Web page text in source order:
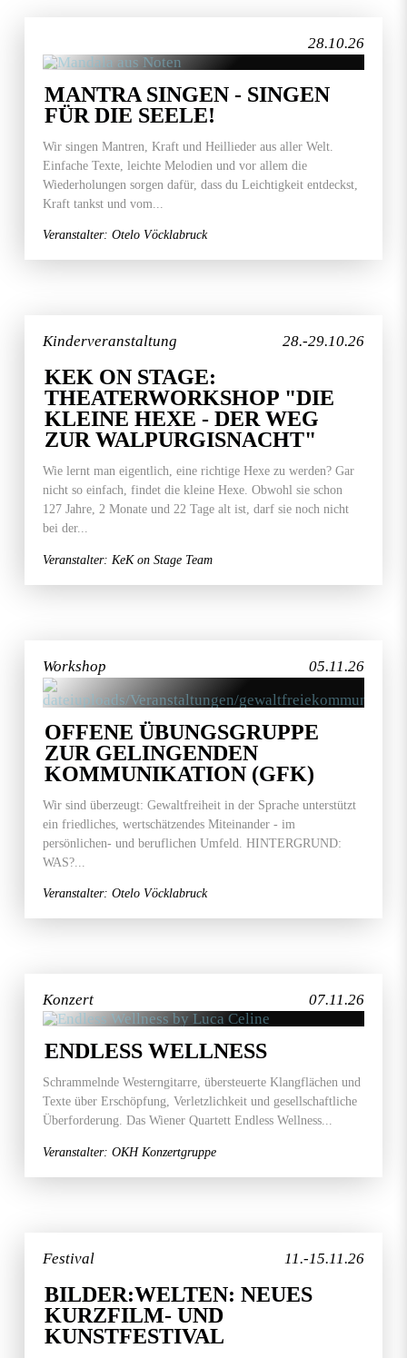
28.10.26
MANTRA SINGEN - SINGEN
FÜR DIE SEELE!
Wir singen Mantren, Kraft und Heillieder aus aller Welt.
Einfache Texte, leichte Melodien und vor allem die
Wiederholungen sorgen dafür, dass du Leichtigkeit entdeckst,
Kraft tankst und vom...
Veranstalter: Otelo Vöcklabruck
28.-29.10.26
Kinderveranstaltung
KEK ON STAGE:
THEATERWORKSHOP "DIE
KLEINE HEXE - DER WEG
ZUR WALPURGISNACHT"
Wie lernt man eigentlich, eine richtige Hexe zu werden? Gar
nicht so einfach, findet die kleine Hexe. Obwohl sie schon
127 Jahre, 2 Monate und 22 Tage alt ist, darf sie noch nicht
bei der...
Veranstalter: KeK on Stage Team
05.11.26
Workshop
OFFENE ÜBUNGSGRUPPE
ZUR GELINGENDEN
KOMMUNIKATION (GFK)
Wir sind überzeugt: Gewaltfreiheit in der Sprache unterstützt
ein friedliches, wertschätzendes Miteinander - im
persönlichen- und beruflichen Umfeld. HINTERGRUND:
WAS?...
Veranstalter: Otelo Vöcklabruck
07.11.26
Konzert
ENDLESS WELLNESS
Schrammelnde Westerngitarre, übersteuerte Klangflächen und
Texte über Erschöpfung, Verletzlichkeit und gesellschaftliche
Überforderung. Das Wiener Quartett Endless Wellness...
Veranstalter: OKH Konzertgruppe
11.-15.11.26
Festival
BILDER:WELTEN: NEUES
KURZFILM- UND
KUNSTFESTIVAL